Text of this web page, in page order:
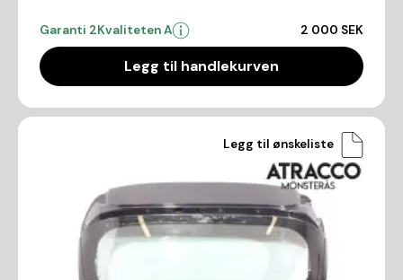
Garanti 2Kvaliteten A 2 000 SEK
Legg til handlekurven
Legg til ønskeliste